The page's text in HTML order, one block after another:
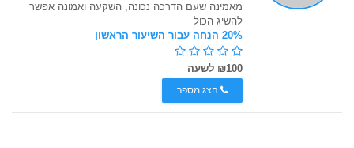
מאמינה שעם הדרכה נכונה, השקעה ואמונה אפשר
להשיג הכול
20% הנחה עבור השיעור הראשון
₪100 לשעה
הצג מספר